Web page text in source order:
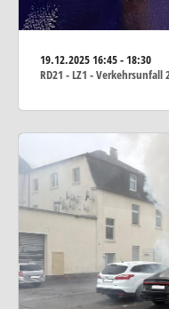
19.12.202516:45 - 18:30
RD21 - LZ1 - Verkehrsunfall